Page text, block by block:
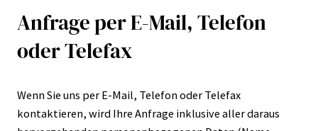
Anfrage per E-Mail, Telefon
oder Telefax
Wenn Sie uns per E-Mail, Telefon oder Telefax
kontaktieren, wird Ihre Anfrage inklusive aller daraus